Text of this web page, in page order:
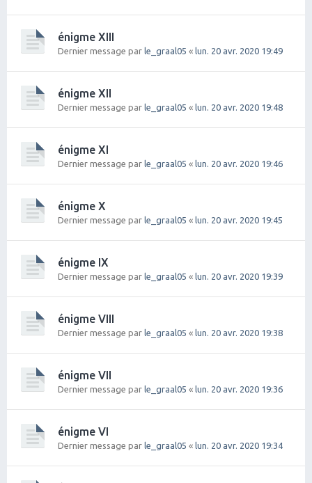
énigme XIII
Dernier message par le_graal05 « lun. 20 avr. 2020 19:49
énigme XII
Dernier message par le_graal05 « lun. 20 avr. 2020 19:48
énigme XI
Dernier message par le_graal05 « lun. 20 avr. 2020 19:46
énigme X
Dernier message par le_graal05 « lun. 20 avr. 2020 19:45
énigme IX
Dernier message par le_graal05 « lun. 20 avr. 2020 19:39
énigme VIII
Dernier message par le_graal05 « lun. 20 avr. 2020 19:38
énigme VII
Dernier message par le_graal05 « lun. 20 avr. 2020 19:36
énigme VI
Dernier message par le_graal05 « lun. 20 avr. 2020 19:34